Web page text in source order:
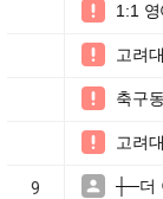
 1:1
 고려
 축구
 고려
9  ┼─더